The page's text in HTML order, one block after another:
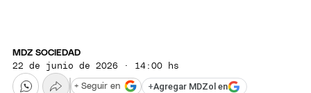
MDZ SOCIEDAD
22 de junio de 2026 · 14:00 hs
+Agregar MDZol en
+ Seguir en